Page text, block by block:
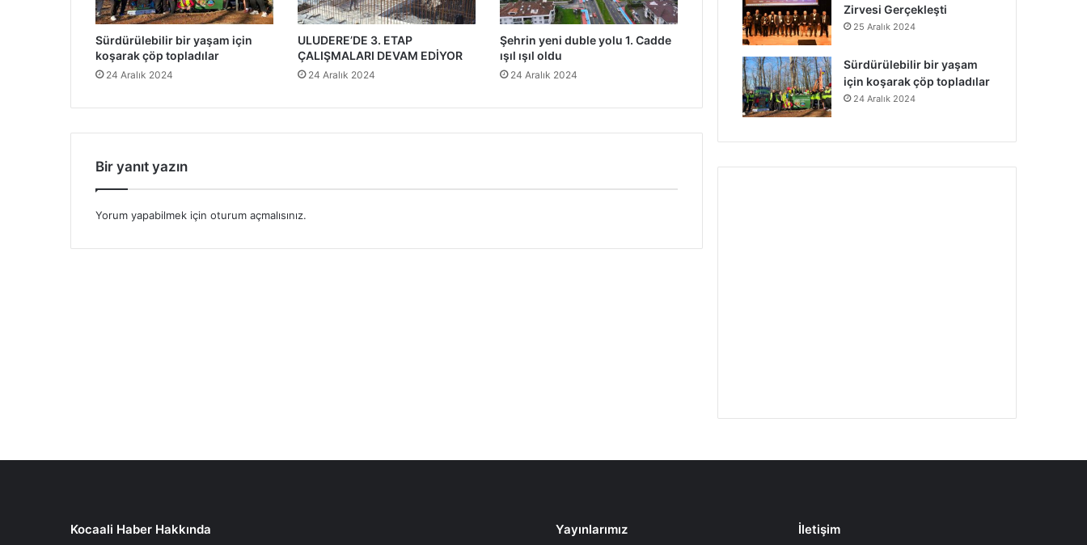
Sürdürülebilir bir yaşam için
koşarak çöp topladılar
24 Aralık 2024
ULUDERE’DE 3. ETAP
ÇALIŞMALARI DEVAM EDİYOR
24 Aralık 2024
Şehrin yeni duble yolu 1. Cadde
ışıl ışıl oldu
24 Aralık 2024
Bir yanıt yazın
Yorum yapabilmek için oturum açmalısınız.
Zirvesi Gerçekleşti
25 Aralık 2024
Sürdürülebilir bir yaşam
için koşarak çöp topladılar
24 Aralık 2024
Kocaali Haber Hakkında Yayınlarımız İletişim